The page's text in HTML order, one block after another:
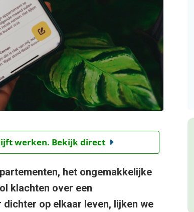
werken. Bekijk direct
het ongemakkelijke
klachten over een
op elkaar leven, lijken we